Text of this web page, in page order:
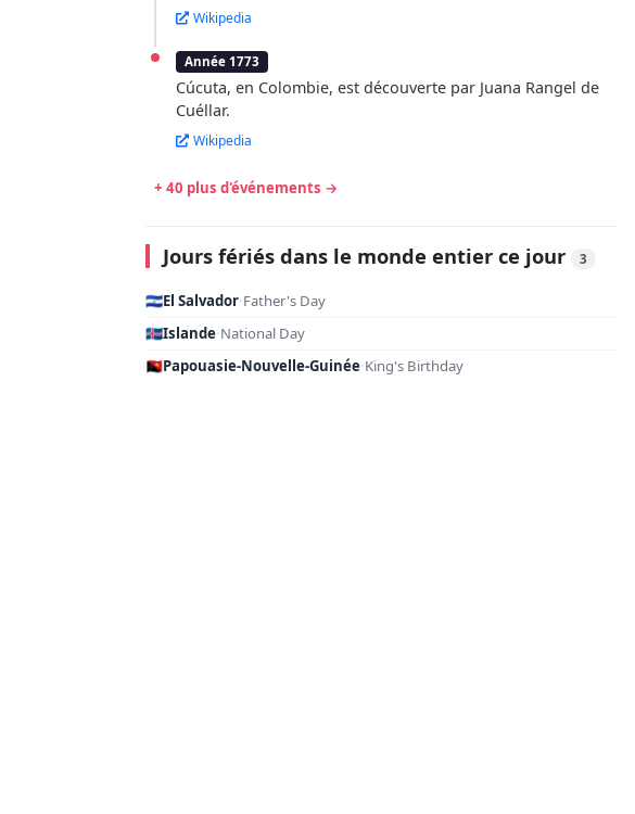
Wikipedia
Année 1773
Cúcuta, en Colombie, est découverte par Juana Rangel de
Cuéllar.
Wikipedia
+ 40 plus d'événements →
Jours fériés dans le monde entier ce jour 3
🇸🇻El Salvador·Father's Day
🇮🇸Islande·National Day
🇵🇬Papouasie-Nouvelle-Guinée·King's Birthday